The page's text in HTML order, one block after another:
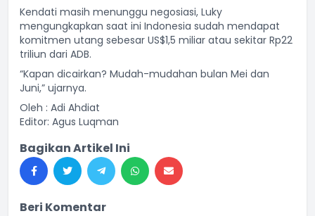
Kendati masih menunggu negosiasi, Luky
mengungkapkan saat ini Indonesia sudah mendapat
komitmen utang sebesar US$1,5 miliar atau sekitar Rp22
triliun dari ADB.
“Kapan dicairkan? Mudah-mudahan bulan Mei dan
Juni,” ujarnya.
Oleh : Adi Ahdiat
Editor: Agus Luqman
Bagikan Artikel Ini
Beri Komentar